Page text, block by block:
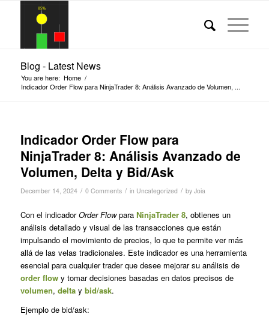
Blog - Latest News
You are here: Home /
Indicador Order Flow para NinjaTrader 8: Análisis Avanzado de Volumen, ...
Indicador Order Flow para
NinjaTrader 8: Análisis Avanzado de
Volumen, Delta y Bid/Ask
December 14, 2024 / 0 Comments / in Uncategorized / by Joia
Con el indicadorOrder Flowpara NinjaTrader 8, obtienes un
análisis detallado y visual de las transacciones que están
impulsando el movimiento de precios, lo que te permite ver más
allá de las velas tradicionales. Este indicador es una herramienta
esencial para cualquier trader que desee mejorar su análisis de
order flowy tomar decisiones basadas en datos precisos de
volumen, deltay bid/ask.
Ejemplo de bid/ask: